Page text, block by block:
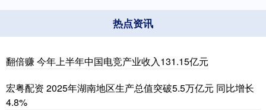
热点资讯
翻倍赚 今年上半年中国电竞产业收入131.15亿元
宏粤配资 2025年湖南地区生产总值突破5.5万亿元 同比增长
4.8%